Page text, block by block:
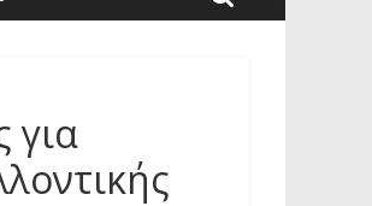
για